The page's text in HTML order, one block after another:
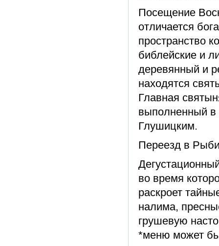
Посещение
отличается
пространство
библейские и
деревянный и
находятся
Главная
выполненный
Глушицким.
Переезд в
во время
раскроет
налима,
грушевую
*меню может